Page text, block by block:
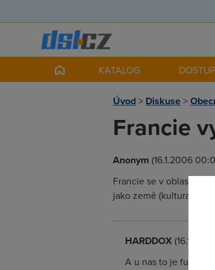
KATALOG
Úvod> Diskuse>
Francie
Anonym (16.1.2006
Francie se v oblasti
jako země (kultura,
HARDDOX
A u nas to je furt